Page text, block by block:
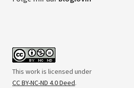
This work is licensed under
CC BY-NC-ND 4.0 Deed.